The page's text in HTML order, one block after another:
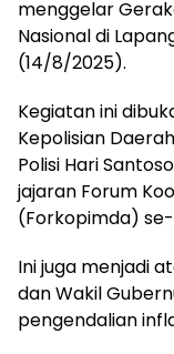
menggelar
Nasional di
(14/8/2025).
Kegiatan ini
Kepolisian
Polisi Hari
jajaran Forum
(Forkopimda)
Ini juga menjadi
dan Wakil
pengendalian